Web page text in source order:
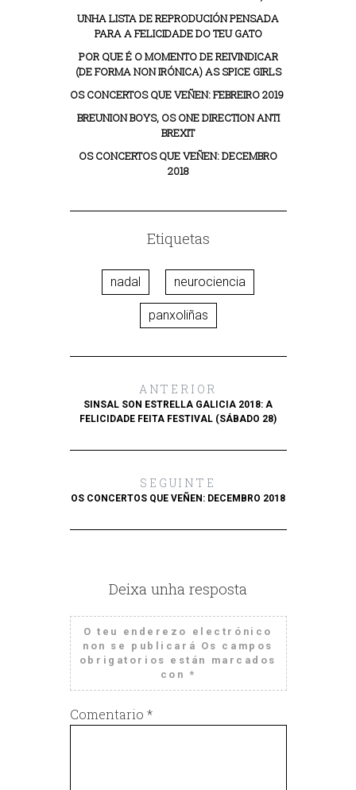
UNHA LISTA DE REPRODUCIÓN PENSADA
PARA A FELICIDADE DO TEU GATO
POR QUE É O MOMENTO DE REIVINDICAR
(DE FORMA NON IRÓNICA) AS SPICE GIRLS
OS CONCERTOS QUE VEÑEN: FEBREIRO 2019
BREUNION BOYS, OS ONE DIRECTION ANTI
BREXIT
OS CONCERTOS QUE VEÑEN: DECEMBRO
2018
Etiquetas
nadal neurociencia
panxoliñas
ANTERIOR
SINSAL SON ESTRELLA GALICIA 2018: A
FELICIDADE FEITA FESTIVAL (SÁBADO 28)
SEGUINTE
OS CONCERTOS QUE VEÑEN: DECEMBRO 2018
Deixa unha resposta
O teu enderezo electrónico
non se publicará Os campos
obrigatorios están marcados
con *
Comentario *